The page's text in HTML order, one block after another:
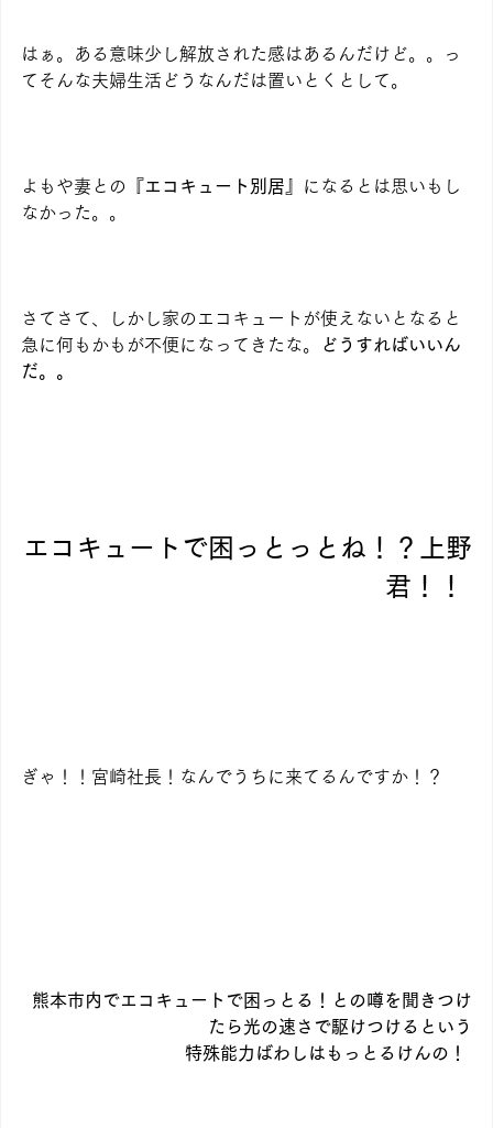
はぁ。ある意味少し解放された感はあるんだけど。。っ
てそんな夫婦生活どうなんだは置いとくとして。
よもや妻との 『エコキュート別居』
になるとは思いもし
なかった。。
さてさて、しかし家のエコキュートが使えないとなると
急に何もかもが不便になってきたな。
どうすればいいん
だ。。
エコキュートで困っとっとね！？上野
君！！
ぎゃ！！宮崎社長！なんでうちに来てるんですか！？
熊本市内でエコキュートで困っとる！との噂を聞きつけ
たら光の速さで駆けつけるという
特殊能力ばわしはもっとるけんの！